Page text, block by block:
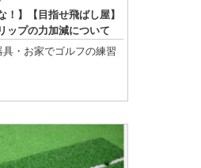
！】【目指せ飛ばし屋】
ップの力加減について
具・ お家でゴルフの練習